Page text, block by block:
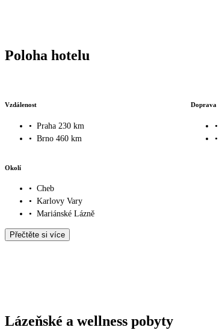
Poloha hotelu
Vzdálenost
• Praha 230 km
• Brno 460 km
Doprava
•
•
Okolí
• Cheb
• Karlovy Vary
• Mariánské Lázně
Přečtěte si více
Lázeňské a wellness pobyty